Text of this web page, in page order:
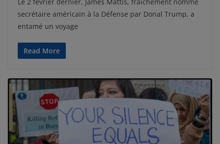
secrétaire américain à la Défense par Donal Trump, a
entamé un voyage
Read More